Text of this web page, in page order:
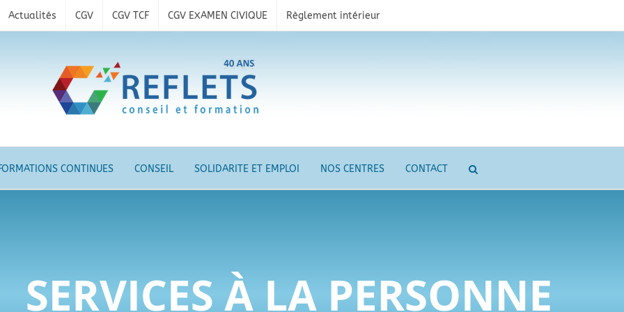
Actualités CGV CGV TCF CGV EXAMEN CIVIQUE Règlement intérieur
CONTINUES CONSEIL SOLIDARITE ET EMPLOI NOS CENTRES CONTACT